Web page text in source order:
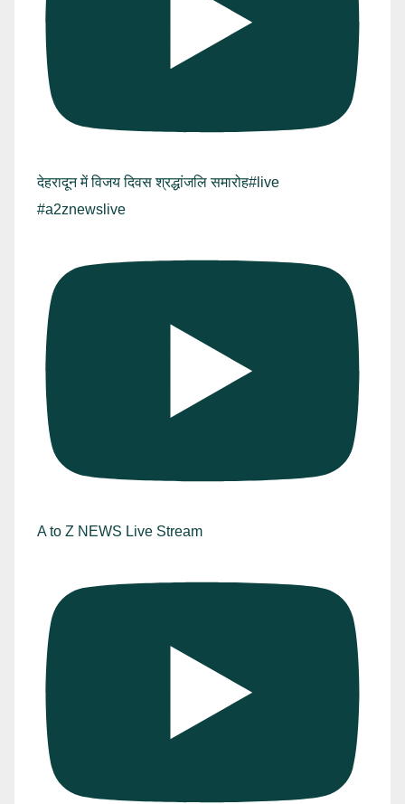
देहरादून में विजय दिवस श्रद्धांजलि समारोह#live
#a2znewslive
A to Z NEWS Live Stream